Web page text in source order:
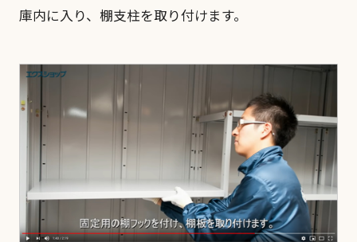
庫内に入り、棚支柱を取り付けます。